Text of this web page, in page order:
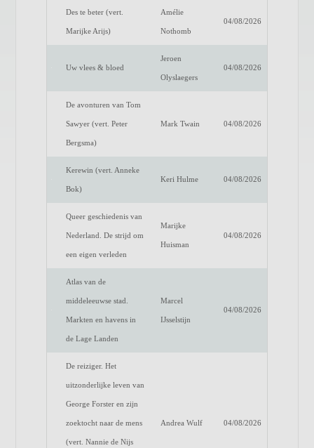
Des te beter (vert.
Marijke Arijs)
Amélie
Nothomb
04/08/2026
Uw vlees & bloed
Jeroen
Olyslaegers
04/08/2026
De avonturen van Tom
Sawyer (vert. Peter
Bergsma)
Mark Twain 04/08/2026
Kerewin (vert. Anneke
Bok)
Keri Hulme 04/08/2026
Queer geschiedenis van
Nederland. De strijd om
een eigen verleden
Marijke
Huisman
04/08/2026
Atlas van de
middeleeuwse stad.
Markten en havens in
de Lage Landen
Marcel
IJsselstijn
04/08/2026
De reiziger. Het
uitzonderlijke leven van
George Forster en zijn
zoektocht naar de mens
(vert. Nannie de Nijs
Andrea Wulf 04/08/2026